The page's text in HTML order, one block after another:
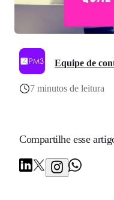
Equipe de
7 minutos de leitura
Compartilhe esse